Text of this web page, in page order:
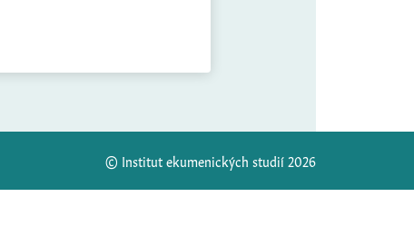
© Institut ekumenických studií 2026